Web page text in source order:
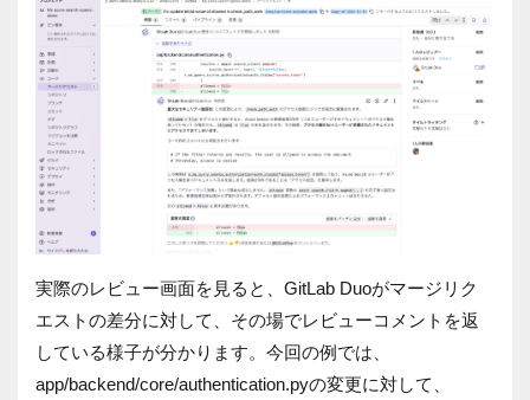
実際のレビュー画面を見ると、GitLab Duoがマージリク
エストの差分に対して、その場でレビューコメントを返
している様子が分かります。今回の例では、
app/backend/core/authentication.pyの変更に対して、